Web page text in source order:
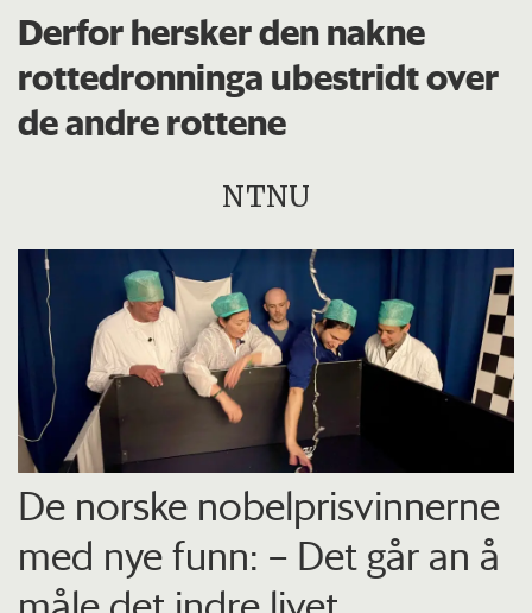
Derfor hersker den nakne
rottedronninga ubestridt over
de andre rottene
NTNU
De norske nobelprisvinnerne
med nye funn: – Det går an å